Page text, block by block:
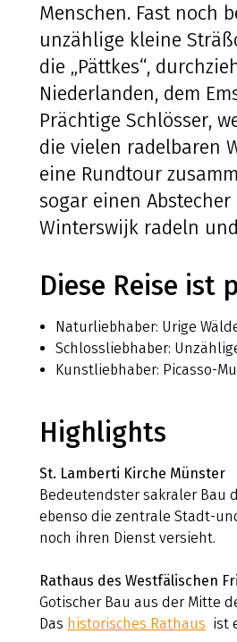
Menschen. Fast noch
unzählige kleine
die „Pättkes“,
Niederlanden, dem
Prächtige Schlösser,
die vielen radelbaren
eine Rundtour
sogar einen
Winterswijk radeln
Diese Reise ist
Naturliebhaber: Urige
Schlossliebhaber:
Kunstliebhaber: Picasso-
Highlights
St. Lamberti Kirche Münster
Bedeutendster sakraler Bau
ebenso die zentrale Stadt-
noch ihren Dienst versieht.
Rathaus des Westfälischen
Gotischer Bau aus der Mitte
Das historisches Rathaus ist